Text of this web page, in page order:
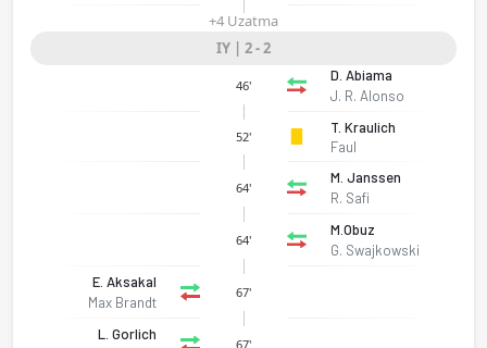
+4 Uzatma
IY | 2 - 2
46'
D. Abiama
J. R. Alonso
52'
T. Kraulich
Faul
64'
M. Janssen
R. Safi
64'
M.Obuz
G. Swajkowski
E. Aksakal
Max Brandt
67'
L. Gorlich
67'